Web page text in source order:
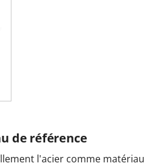
de référence
l'acier comme matériau